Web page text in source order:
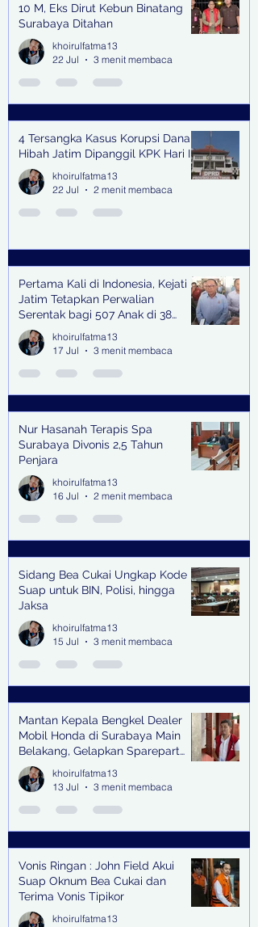
10 M, Eks Dirut Kebun Binatang
Surabaya Ditahan
khoirulfatma13
22 Jul
3 menit membaca
4 Tersangka Kasus Korupsi Dana
Hibah Jatim Dipanggil KPK Hari Ini
khoirulfatma13
22 Jul
2 menit membaca
Pertama Kali di Indonesia, Kejati
Jatim Tetapkan Perwalian
Serentak bagi 507 Anak di 38
Kabupaten & Kota
khoirulfatma13
17 Jul
3 menit membaca
Nur Hasanah Terapis Spa
Surabaya Divonis 2,5 Tahun
Penjara
khoirulfatma13
16 Jul
2 menit membaca
Sidang Bea Cukai Ungkap Kode
Suap untuk BIN, Polisi, hingga
Jaksa
khoirulfatma13
15 Jul
3 menit membaca
Mantan Kepala Bengkel Dealer
Mobil Honda di Surabaya Main
Belakang, Gelapkan Sparepart
Senilai Rp 1,9 Miliar
khoirulfatma13
13 Jul
3 menit membaca
Vonis Ringan : John Field Akui
Suap Oknum Bea Cukai dan
Terima Vonis Tipikor
khoirulfatma13